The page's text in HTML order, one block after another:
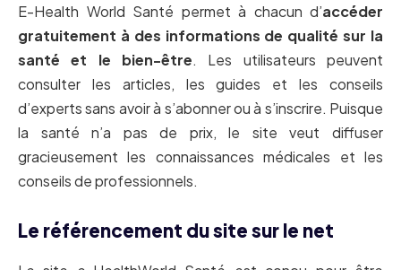
E-Health World Santé permet à chacun d’accéder
gratuitement à des informations de qualité sur la
santé et le bien-être. Les utilisateurs peuvent
consulter les articles, les guides et les conseils
d’experts sans avoir à s’abonner ou à s’inscrire. Puisque
la santé n’a pas de prix, le site veut diffuser
gracieusement les connaissances médicales et les
conseils de professionnels.
Le référencement du site sur le net